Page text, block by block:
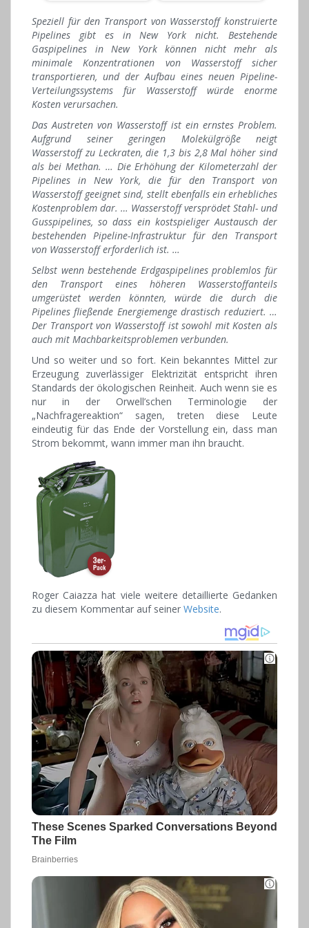
Speziell für den Transport von Wasserstoff konstruierte
Pipelines gibt es in New York nicht. Bestehende
Gaspipelines in New York können nicht mehr als
minimale Konzentrationen von Wasserstoff sicher
transportieren, und der Aufbau eines neuen Pipeline-
Verteilungssystems für Wasserstoff würde enorme
Kosten verursachen.
Das Austreten von Wasserstoff ist ein ernstes Problem.
Aufgrund seiner geringen Molekülgröße neigt
Wasserstoff zu Leckraten, die 1,3 bis 2,8 Mal höher sind
als bei Methan. … Die Erhöhung der Kilometerzahl der
Pipelines in New York, die für den Transport von
Wasserstoff geeignet sind, stellt ebenfalls ein erhebliches
Kostenproblem dar. … Wasserstoff versprödet Stahl- und
Gusspipelines, so dass ein kostspieliger Austausch der
bestehenden Pipeline-Infrastruktur für den Transport
von Wasserstoff erforderlich ist. …
Selbst wenn bestehende Erdgaspipelines problemlos für
den Transport eines höheren Wasserstoffanteils
umgerüstet werden könnten, würde die durch die
Pipelines fließende Energiemenge drastisch reduziert. …
Der Transport von Wasserstoff ist sowohl mit Kosten als
auch mit Machbarkeitsproblemen verbunden.
Und so weiter und so fort. Kein bekanntes Mittel zur
Erzeugung zuverlässiger Elektrizität entspricht ihren
Standards der ökologischen Reinheit. Auch wenn sie es
nur in der Orwell’schen Terminologie der
„Nachfragereaktion“ sagen, treten diese Leute
eindeutig für das Ende der Vorstellung ein, dass man
Strom bekommt, wann immer man ihn braucht.
Roger Caiazza hat viele weitere detaillierte Gedanken
zu diesem Kommentar auf seiner Website.